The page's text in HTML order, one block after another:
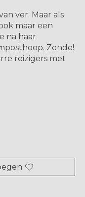
ver. Maar als
maar een
na haar
Zonde!
reizigers met